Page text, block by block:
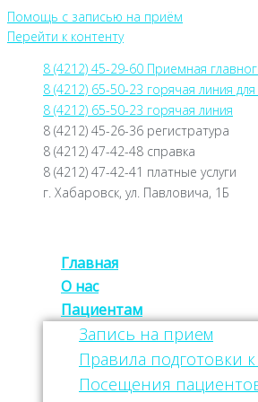
Помощь с записью на приём
Перейти к контенту
8 (4212) 45-29-60 Приемная
8 (4212) 65-50-23 горячая линия
8 (4212) 65-50-23 горячая линия
8 (4212) 45-26-36 регистратура
8 (4212) 47-42-48 справка
8 (4212) 47-42-41 платные услуги
г. Хабаровск, ул. Павловича, 1Б
Главная
О нас
Пациентам
Запись на прием
Правила подготовки
Посещения